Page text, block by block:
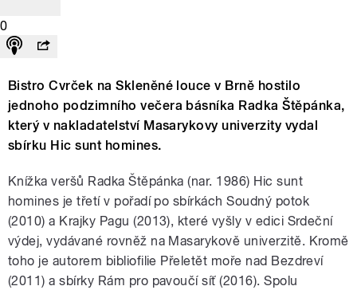
0
Bistro Cvrček na Skleněné louce v Brně hostilo
jednoho podzimního večera básníka Radka Štěpánka,
který v nakladatelství Masarykovy univerzity vydal
sbírku Hic sunt homines.
Knížka veršů Radka Štěpánka (nar. 1986) Hic sunt
homines je třetí v pořadí po sbírkách Soudný potok
(2010) a Krajky Pagu (2013), které vyšly v edici Srdeční
výdej, vydávané rovněž na Masarykově univerzitě. Kromě
toho je autorem bibliofilie Přeletět moře nad Bezdreví
(2011) a sbírky Rám pro pavoučí síť (2016). Spolu